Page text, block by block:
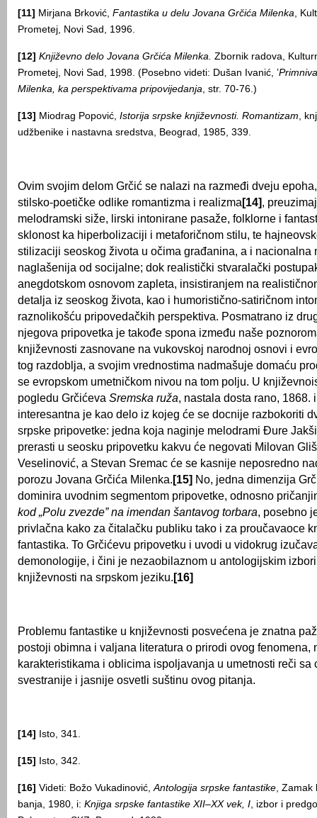
[11] Mirjana Brković, Fantastika u delu Jovana Grčića Milenka,
Prometej, Novi Sad, 1996.
[12] Književno delo Jovana Grčića Milenka. Zbornik radova,
Prometej, Novi Sad, 1998. (Posebno videti: Dušan Ivanić, ’Primniva
Milenka, ka perspektivama pripovijedanja, str. 70-76.)
[13] Miodrag Popović, Istorija srpske književnosti. Romantizam,
udžbenike i nastavna sredstva, Beograd, 1985, 339.
Ovim svojim delom Grčić se nalazi na razmeđi dveju
stilsko-poetičke odlike romantizma i realizma[14],
melodramski siže, lirski intonirane pasaže, folklorne i
sklonost ka hiperbolizaciji i metaforičnom stilu, te
stilizaciji seoskog života u očima građanina, a i nacionalna
naglašenija od socijalne; dok realistički stvaralački
anegdotskom osnovom zapleta, insistiranjem na
detalja iz seoskog života, kao i humoristično-satiričnom
raznolikošću pripovedačkih perspektiva. Posmatrano iz
njegova pripovetka je takođe spona između naše
književnosti zasnovane na vukovskoj narodnoj osnovi i
tog razdoblja, a svojim vrednostima nadmašuje domaću
se evropskom umetničkom nivou na tom polju. U
pogledu Grčićeva Sremska ruža, nastala dosta rano, 1868.
interesantna je kao delo iz kojeg će se docnije razbokoriti
srpske pripovetke: jedna koja naginje melodrami Đure
prerasti u seosku pripovetku kakvu će negovati Milovan
Veselinović, a Stevan Sremac će se kasnije neposredno
porozu Jovana Grčića Milenka.[15] No, jedna dimenzija
dominira uvodnim segmentom pripovetke, odnosno
kod „Polu zvezde” na imendan šantavog torbara, posebno
privlačna kako za čitalačku publiku tako i za proučavaoce
fantastika. To Grčićevu pripovetku i uvodi u vidokrug
demonologije, i čini je nezaobilaznom u antologijskim
književnosti na srpskom jeziku.[16]
Problemu fantastike u književnosti posvećena je znatna
postoji obimna i valjana literatura o prirodi ovog fenomena,
karakteristikama i oblicima ispoljavanja u umetnosti reči sa
svestranije i jasnije osvetli suštinu ovog pitanja.
[14] Isto, 341.
[15] Isto, 342.
[16] Videti: Božo Vukadinović,Antologija srpske fantastike, Zamak
banja, 1980, i: Knjiga srpske fantastike XII–XX vek, I, izbor i